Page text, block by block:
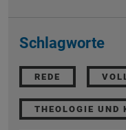
Schlagworte
REDE
THEOLOGIE UND